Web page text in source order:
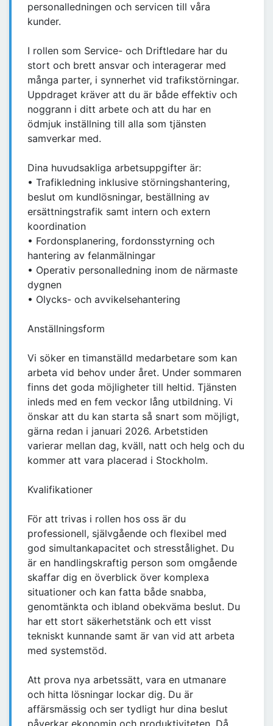
personalledningen och servicen till våra
kunder.
I rollen som Service- och Driftledare har du
stort och brett ansvar och interagerar med
många parter, i synnerhet vid trafikstörningar.
Uppdraget kräver att du är både effektiv och
noggrann i ditt arbete och att du har en
ödmjuk inställning till alla som tjänsten
samverkar med.
Dina huvudsakliga arbetsuppgifter är:
• Trafikledning inklusive störningshantering,
beslut om kundlösningar, beställning av
ersättningstrafik samt intern och extern
koordination
• Fordonsplanering, fordonsstyrning och
hantering av felanmälningar
• Operativ personalledning inom de närmaste
dygnen
• Olycks- och avvikelsehantering
Anställningsform
Vi söker en timanställd medarbetare som kan
arbeta vid behov under året. Under sommaren
finns det goda möjligheter till heltid. Tjänsten
inleds med en fem veckor lång utbildning. Vi
önskar att du kan starta så snart som möjligt,
gärna redan i januari 2026. Arbetstiden
varierar mellan dag, kväll, natt och helg och du
kommer att vara placerad i Stockholm.
Kvalifikationer
För att trivas i rollen hos oss är du
professionell, självgående och flexibel med
god simultankapacitet och stresstålighet. Du
är en handlingskraftig person som omgående
skaffar dig en överblick över komplexa
situationer och kan fatta både snabba,
genomtänkta och ibland obekväma beslut. Du
har ett stort säkerhetstänk och ett visst
tekniskt kunnande samt är van vid att arbeta
med systemstöd.
Att prova nya arbetssätt, vara en utmanare
och hitta lösningar lockar dig. Du är
affärsmässig och ser tydligt hur dina beslut